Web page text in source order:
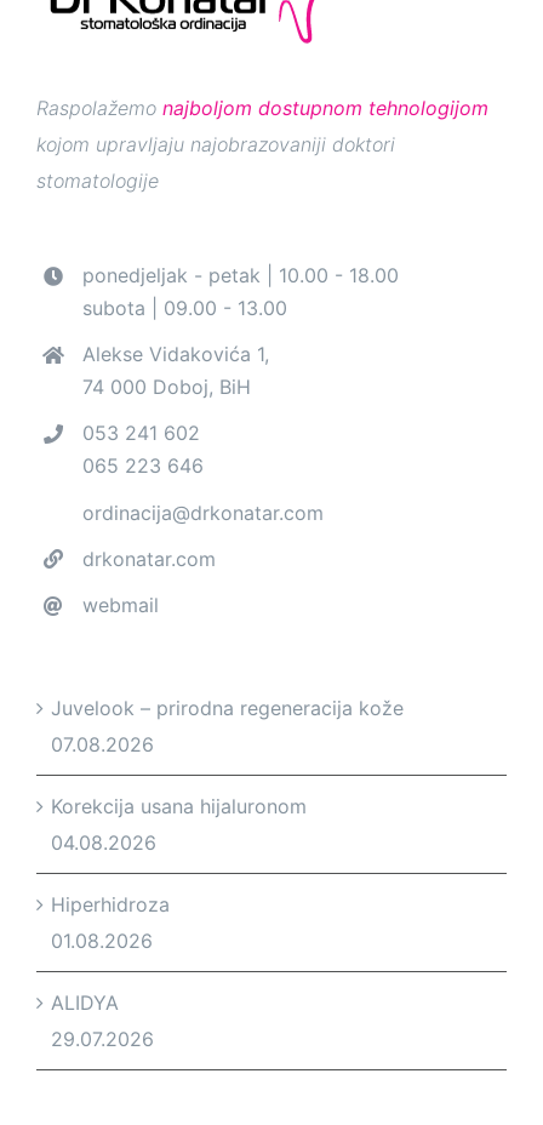
Raspolažemo najboljom dostupnom tehnologijom
kojom upravljaju najobrazovaniji doktori
stomatologije
ponedjeljak - petak | 10.00 - 18.00
subota | 09.00 - 13.00
Alekse Vidakovića 1,
74 000 Doboj, BiH
053 241 602
065 223 646
ordinacija@drkonatar.com
drkonatar.com
webmail
Juvelook – prirodna regeneracija kože
07.08.2026
Korekcija usana hijaluronom
04.08.2026
Hiperhidroza
01.08.2026
ALIDYA
29.07.2026